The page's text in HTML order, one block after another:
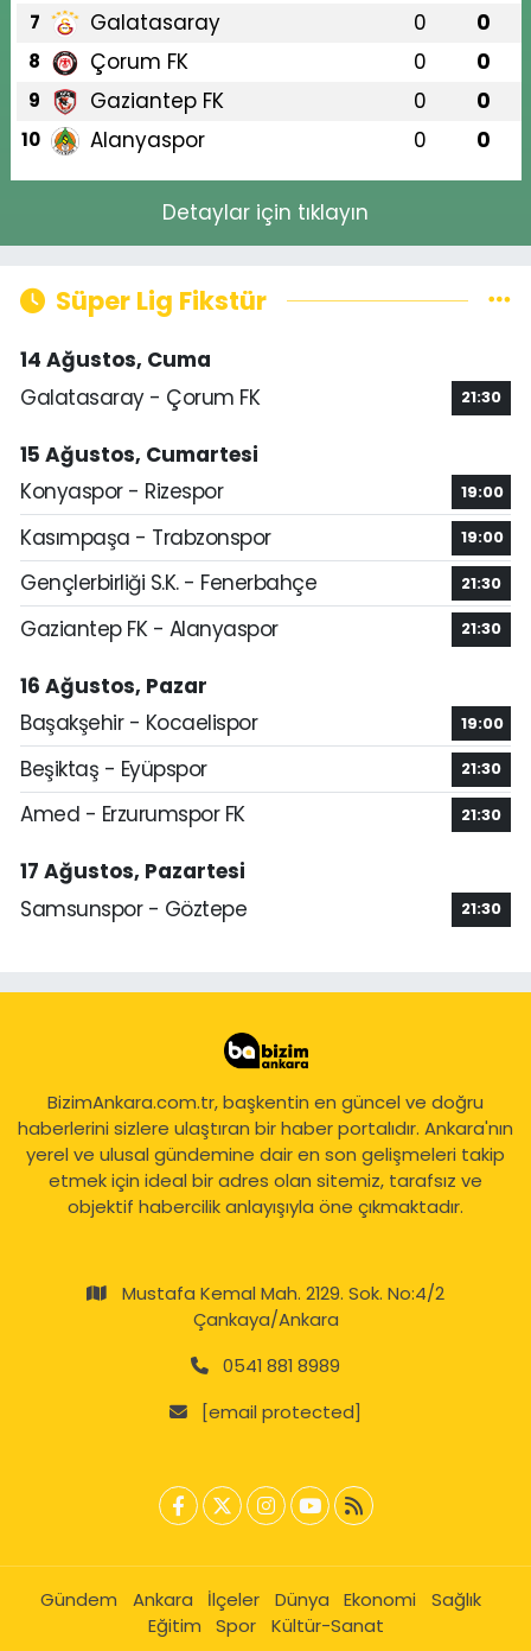
7 Galatasaray 0 0
8 Çorum FK 0 0
9 Gaziantep FK 0 0
10 Alanyaspor 0 0
Detaylar için tıklayın
Süper Lig Fikstür
14 Ağustos, Cuma
Galatasaray - Çorum FK
21:30
15 Ağustos, Cumartesi
Konyaspor - Rizespor
19:00
Kasımpaşa - Trabzonspor 19:00
Gençlerbirliği S.K. - Fenerbahçe 21:30
Gaziantep FK - Alanyaspor 21:30
16 Ağustos, Pazar
Başakşehir - Kocaelispor
19:00
Beşiktaş - Eyüpspor 21:30
Amed - Erzurumspor FK 21:30
17 Ağustos, Pazartesi
Samsunspor - Göztepe
21:30
BizimAnkara.com.tr, başkentin en güncel ve doğru
haberlerini sizlere ulaştıran bir haber portalıdır. Ankara'nın
yerel ve ulusal gündemine dair en son gelişmeleri takip
etmek için ideal bir adres olan sitemiz, tarafsız ve
objektif habercilik anlayışıyla öne çıkmaktadır.
Mustafa Kemal Mah. 2129. Sok. No:4/2
Çankaya/Ankara
0541 881 8989
[email protected]
Gündem Ankara İlçeler Dünya Ekonomi
Sağlık
Eğitim
Spor Kültür-Sanat